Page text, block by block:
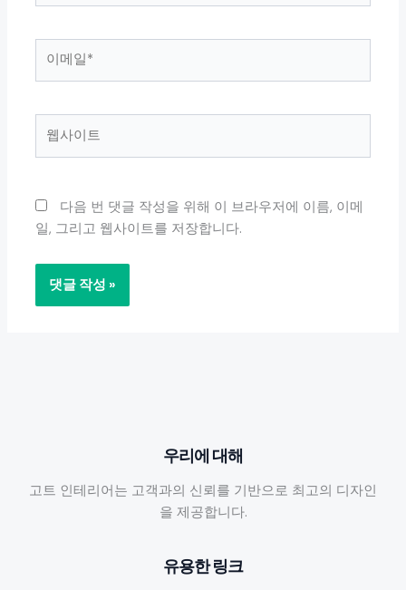
*
다음 번 댓글 작성을 위해 이 브라우저에 이름, 이메
일, 그리고 웹사이트를 저장합니다.
우리에 대해
고트 인테리어는 고객과의 신뢰를 기반으로 최고의 디자인
을 제공합니다.
유용한 링크